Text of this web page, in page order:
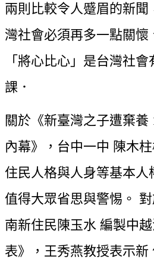
兩則比較令人蹙眉的新聞
灣社會必須再多一點關懷
「將心比心」是台灣社
課．
關於《新臺灣之子遭棄養
內幕》，台中一中 陳木
住民人格與人身等基本人
值得大眾省思與警惕。
南新住民陳玉水 編製中
表》，王秀燕教授表示新